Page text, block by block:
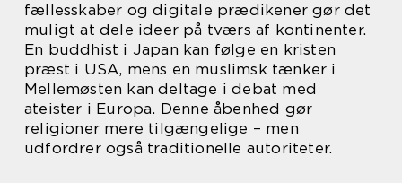
fællesskaber og digitale prædikener gør det
muligt at dele ideer på tværs af kontinenter.
En buddhist i Japan kan følge en kristen
præst i USA, mens en muslimsk tænker i
Mellemøsten kan deltage i debat med
ateister i Europa. Denne åbenhed gør
religioner mere tilgængelige – men
udfordrer også traditionelle autoriteter.